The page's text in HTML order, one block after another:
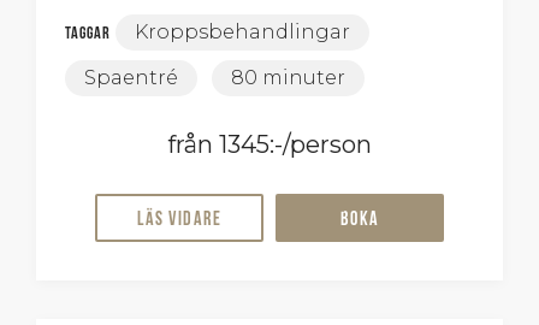
Taggar
Kroppsbehandlingar
Spaentré
80 minuter
från 1345:-/person
Läs vidare Boka